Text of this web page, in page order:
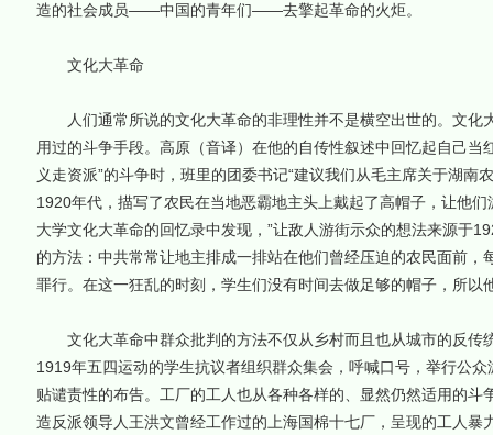
造的社会成员——中国的青年们——去擎起革命的火炬。
文化大革命
人们通常所说的文化大革命的非理性并不是横空出世的。文化
用过的斗争手段。高原（音译）在他的自传性叙述中回忆起自己当
义走资派”的斗争时，班里的团委书记“建议我们从毛主席关于湖南
1920年代，描写了农民在当地恶霸地主头上戴起了高帽子，让他
大学文化大革命的回忆录中发现，”让敌人游街示众的想法来源于
的方法：中共常常让地主排成一排站在他们曾经压迫的农民面前
罪行。在这一狂乱的时刻，学生们没有时间去做足够的帽子，所
文化大革命中群众批判的方法不仅从乡村而且也从城市的反传
1919年五四运动的学生抗议者组织群众集会，呼喊口号，举行公
贴谴责性的布告。工厂的工人也从各种各样的、显然仍然适用的
造反派领导人王洪文曾经工作过的上海国棉十七厂，呈现的工人